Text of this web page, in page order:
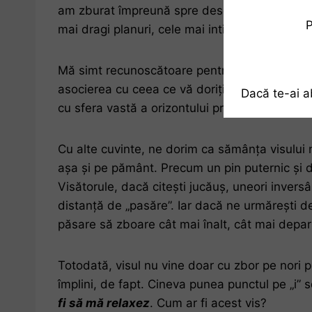
am zburat împreună spre deschiderile și
mai dragi planuri, cele mai intime credințe și
Mă simt recunoscătoare pentru fiecare
asocierea cu ceea ce vă doriți a împlini vine
cu sfera vastă a orizontului prin
Cu alte cuvinte, ne dorim ca sămânța
așa și pe pământ. Precum un pin puternic
Visătorule, dacă citești jucăuș, uneori
distanță de „pasăre”. Iar dacă ne urmărești
păsare să zboare cât mai înalt, cât mai
Totodată, visul nu vine doar cu zbor pe nori
împlini, de fapt. Cineva punea punctul pe „i”
fi să mă relaxez. Cum ar fi acest vis?
Dacă te-ai